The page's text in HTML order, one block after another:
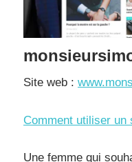
Site web :
Comment utiliser un
Une femme qui